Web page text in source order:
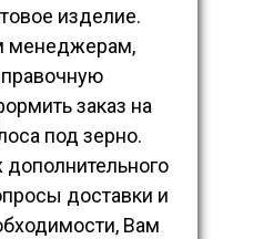
изделие.
менеджерам,
заказ на
под зерно.
доставки и
Вам